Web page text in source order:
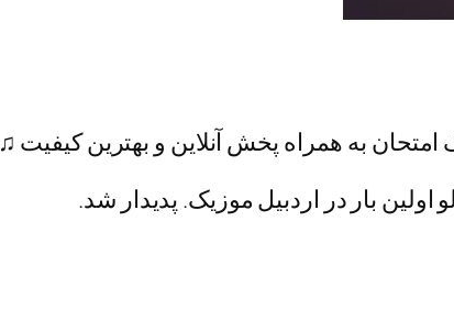
به همراه پخش آنلاین و بهترین کیفیت ♫
اولین بار در اردبیل موزیک. پدیدار شد.